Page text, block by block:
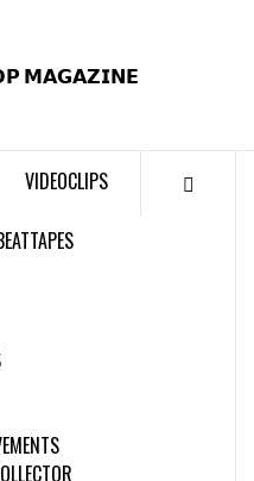
VIDEOCLIPS